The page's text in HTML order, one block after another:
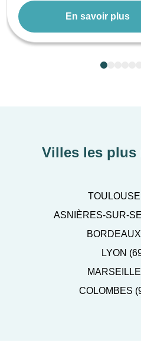
En savoir plus
Villes les plus
ASNIÈRES-SUR-
LYON
COLOMBES